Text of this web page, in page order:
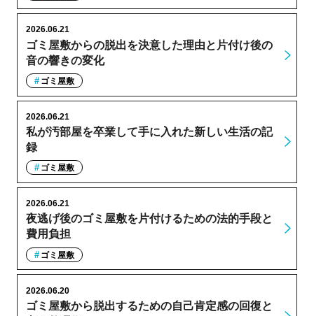
ゴミ屋敷からの脱出を決意した理由と片付け後の
音の響きの変化
2026.06.21
ゴミ屋敷
私が汚部屋を卒業して手に入れた新しい生活の記
録
2026.06.21
ゴミ屋敷
夜逃げ後のゴミ屋敷を片付けるための法的手段と
費用負担
2026.06.21
ゴミ屋敷
ゴミ屋敷から脱出するための自己肯定感の回復と
2026.06.20